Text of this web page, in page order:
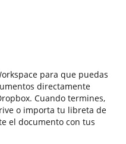
para que puedas
directamente
Cuando termines,
o importa tu libreta de
el documento con tus